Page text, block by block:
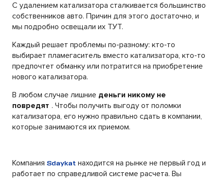
С удалением катализатора сталкивается большинство
собственников авто. Причин для этого достаточно, и
мы подробно освещали их ТУТ.
Каждый решает проблемы по-разному: кто-то
выбирает пламегаситель вместо катализатора, кто-то
предпочтет обманку или потратится на приобретение
нового катализатора.
В любом случае лишние деньги никому не
повредят . Чтобы получить выгоду от поломки
катализатора, его нужно правильно сдать в компании,
которые занимаются их приемом.
Компания Sdaykat находится на рынке не первый год и
работает по справедливой системе расчета. Вы